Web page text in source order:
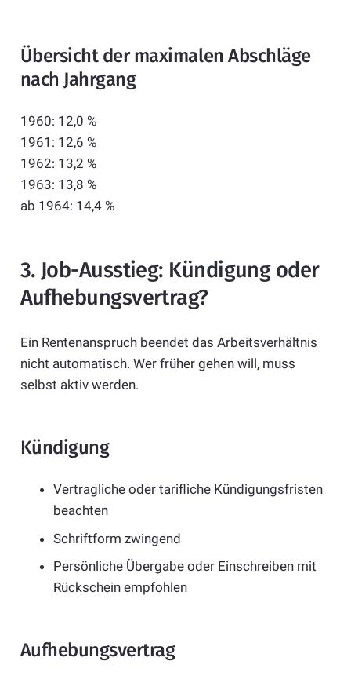
Übersicht der maximalen Abschläge
nach Jahrgang
1960: 12,0 %
1961: 12,6 %
1962: 13,2 %
1963: 13,8 %
ab 1964: 14,4 %
3. Job-Ausstieg: Kündigung oder
Aufhebungsvertrag?
Ein Rentenanspruch beendet das Arbeitsverhältnis
nicht automatisch. Wer früher gehen will, muss
selbst aktiv werden.
Kündigung
Vertragliche oder tarifliche Kündigungsfristen
beachten
Schriftform zwingend
Persönliche Übergabe oder Einschreiben mit
Rückschein empfohlen
Aufhebungsvertrag